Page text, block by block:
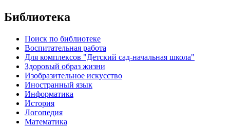
Библиотека
Поиск по библиотеке
Воспитательная работа
Для комплексов "Детский сад-начальная школа"
Здоровый образ жизни
Изобразительное искусство
Иностранный язык
Информатика
История
Логопедия
Математика